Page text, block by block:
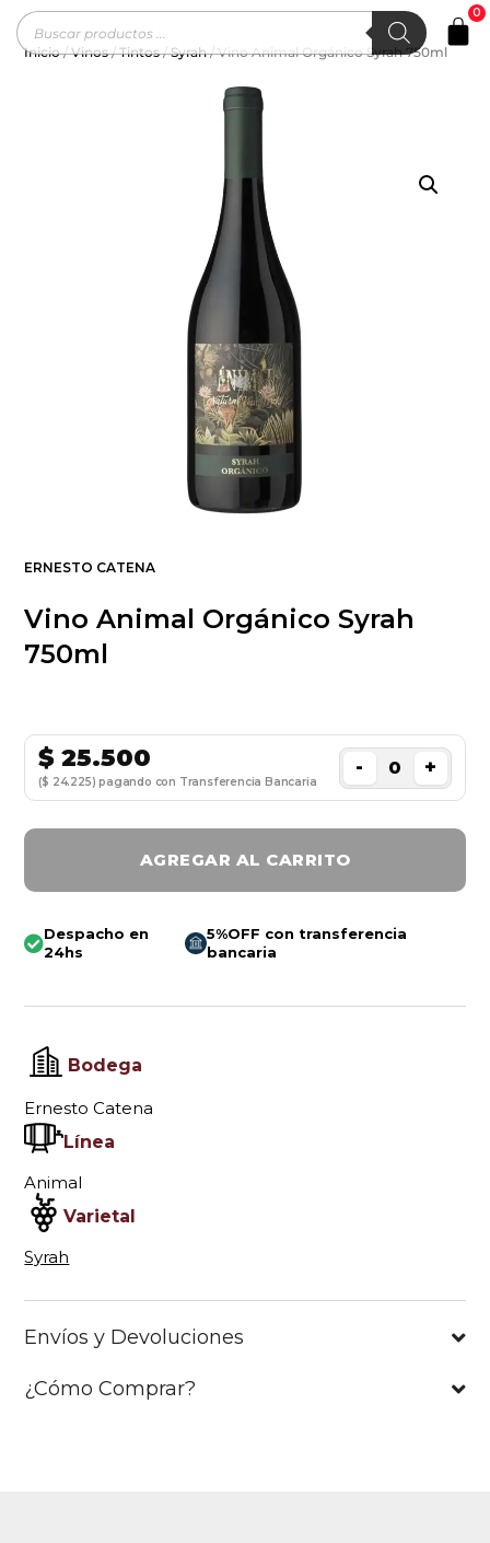
0
Inicio/Vinos/Tintos/Syrah/ Vino Animal Orgánico Syrah 750ml
ERNESTO CATENA
Vino Animal Orgánico Syrah
750ml
$25.500
($ 24.225) pagando con Transferencia Bancaria
- +
AGREGAR AL CARRITO
Despacho en
24hs
5%OFF con transferencia
bancaria
Bodega
Ernesto Catena
Línea
Animal
Varietal
Syrah
Envíos y Devoluciones
¿Cómo Comprar?